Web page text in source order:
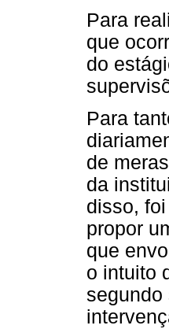
Para
que
do
Para
de
da
disso,
propor
que
o intuito
segundo